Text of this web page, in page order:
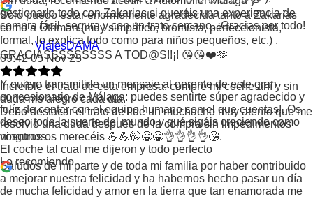
Sólo puedo estar enormemente agradecida tanto a Zakarias
como a Othman (muy simpático, bromista, perfeccionista,
formal, lo explica todo como para niños pequeños, etc.) .
GRACIASSSSSSSSS A TOD@S!!¡! 😘😘❤️🫶
Y quiero transmitirle un mensaje al gerente de este gran
concesionario de Málaga: puedes sentirte súper agradecido y
felíz de contar con el equipo humano con el que cuentas!. Os
deseo toda la suerte del mundo y qué sigáis creciendo como
vosotros os merecéis 💪💪🤭😁😁👌👌👌👌😘.
Saludos de mi parte y de toda mi familia por haber contribuido
a mejorar nuestra felicidad y ha habernos hecho pasar un día
de mucha felicidad y amor en la tierra que tan enamorada me
gestionarlo todo con Zakarias si queréis una experiencia de
compra fácil, segura y con un trato cercano. ¡Gracias por todo!
ViajesDAMA
09:42 05 Nov 25
Increíble el trato de esta empresa, compré mi coche ahí y sin
duda me alegro cada día.
Debo destacar el trato de ilde un muchacho muy atento que me
resolvió una duda después de la compra sin impedimentos
ningunos.
El coche tal cual me dijeron y todo perfecto
Lo recomiendo